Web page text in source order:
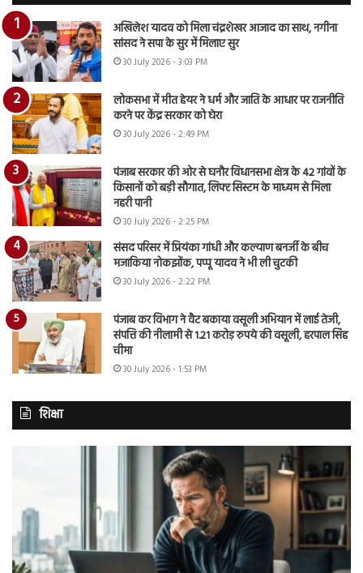
अखिलेश यादव को मिला चंद्रशेखर आजाद का साथ, नगीना
सांसद ने सपा के सुर में मिलाए सुर
30 July 2026 - 3:03 PM
लोकसभा में मीत हेयर ने धर्म और जाति के आधार पर राजनीति
करने पर केंद्र सरकार को घेरा
30 July 2026 - 2:49 PM
पंजाब सरकार की ओर से घनौर विधानसभा क्षेत्र के 42 गांवों के
किसानों को बड़ी सौगात, लिफ्ट सिस्टम के माध्यम से मिला
नहरी पानी
30 July 2026 - 2:25 PM
संसद परिसर में प्रियंका गांधी और कल्याण बनर्जी के बीच
मजाकिया नोकझोंक, पप्पू यादव ने भी ली चुटकी
30 July 2026 - 2:22 PM
पंजाब कर विभाग ने वैट बकाया वसूली अभियान में लाई तेजी,
संपत्ति की नीलामी से 1.21 करोड़ रुपये की वसूली, हरपाल सिंह
चीमा
30 July 2026 - 1:53 PM
शिक्षा